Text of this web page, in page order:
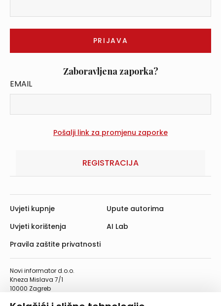
Zaboravljena zaporka?
EMAIL
REGISTRACIJA
Novi informator d.o.o.
Kneza Mislava 7/1
10000 Zagreb
Uvjeti kupnje
Uvjeti korištenja
Pravila zaštite privatnosti
Upute autorima
AI Lab